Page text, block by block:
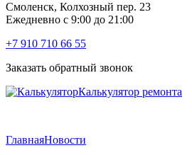
Смоленск, Колхозный пер. 23
Ежедневно с 9:00 до 21:00
+7 910 710 66 55
Заказать обратный звонок
Калькулятор ремонта
ГлавнаяНовости